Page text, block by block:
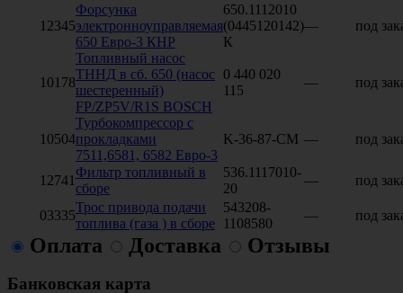
12345
Форсунка
электронноуправляемая
650 Евро-3 КНР
650.1112010
(0445120142)
К
— под
10178
Топливный насос
ТННД в сб. 650 (насос
шестеренный)
FP/ZP5V/R1S BOSCH
0 440 020
115
— под
10504
Турбокомпрессор с
прокладками
7511,6581, 6582 Евро-3
K-36-87-СМ — под
12741
Фильтр топливный в
сборе
536.1117010-
20
— под
03335
Трос привода подачи
топлива (газа ) в сборе
543208-
1108580
— под
Оплата Доставка Отзывы
Банковская карта